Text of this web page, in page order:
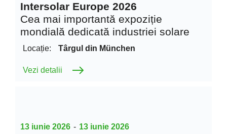
Intersolar Europe 2026
Cea mai importantă expoziție
mondială dedicată industriei solare
Locație: Târgul din München
Vezi detalii
13 iunie 2026 - 13 iunie 2026